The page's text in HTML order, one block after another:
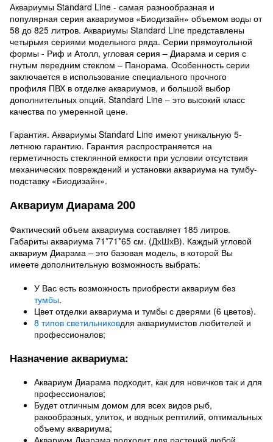
Аквариумы Standard Line - самая разнообразная и
популярная серия аквариумов «Биодизайн» объемом воды от
58 до 825 литров. Аквариумы Standard Line представлены
четырьмя сериями модельного ряда. Серии прямоугольной
формы - Риф и Атолл, угловая серия – Диарама и серия с
гнутым передним стеклом – Панорама. Особенность серии
заключается в использование специального прочного
профиля ПВХ в отделке аквариумов, и большой выбор
дополнительных опций. Standard Line – это высокий класс
качества по умеренной цене.
Гарантия. Аквариумы Standard Line имеют уникальную 5-
летнюю гарантию. Гарантия распространяется на
герметичность стеклянной емкости при условии отсутствия
механических повреждений и установки аквариума на тумбу-
подставку «Биодизайн».
Аквариум Диарама 200
Фактический объем аквариума составляет 185 литров.
Габариты аквариума 71*71*65 см. (ДхШхВ). Каждый угловой
аквариум Диарама – это базовая модель, в которой Вы
имеете дополнительную возможность выбрать:
У Вас есть возможность приобрести аквариум без
тумбы.
Цвет отделки аквариума и тумбы с дверями (6 цветов).
8 типов светильниковдля аквариумистов любителей и
профессионалов;
Назначение аквариума:
Аквариум Диарама подходит, как для новичков так и для
профессионалов;
Будет отличным домом для всех видов рыб,
ракообразных, улиток, и водных рептилий, оптимальных
объему аквариума;
Аквариум Диарама подходит для растений любой